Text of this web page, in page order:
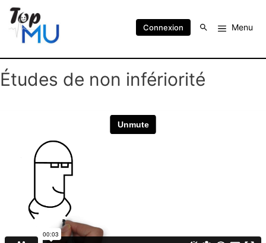
Connexion Menu
Études de non infériorité